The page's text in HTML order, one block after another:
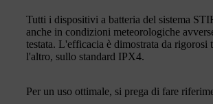
Tutti i dispositivi a batteria del sistema
anche in condizioni meteorologiche
testata. L'efficacia è dimostrata da
l'altro, sullo standard IPX4.
Per un uso ottimale, si prega di fare